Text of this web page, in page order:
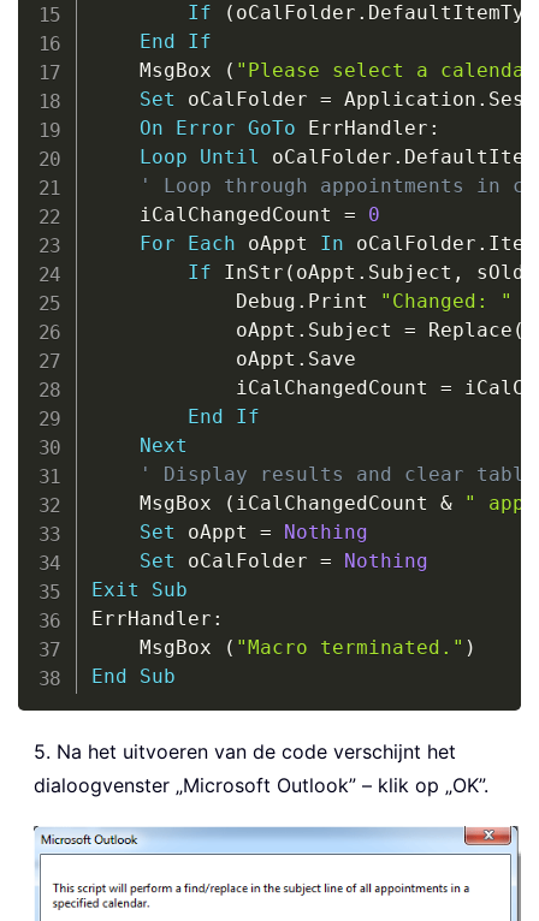
If
( oCalFolder .
End
If
    MsgBox
( "Please select a
Set oCalFolder = Application .
On
Error GoTo ErrHandler :
Loop
Until oCalFolder .
' Loop through appointments in
    iCalChangedCount
=
0
For
Each oAppt In oCalFolder .
If InStr ( oAppt . Subject ,
            Debug
. Print "Changed: "
            oAppt
. Subject = Replace (
            oAppt
. Save
            iCalChangedCount
=
End
If
Next
' Display results and clear table
    MsgBox
( iCalChangedCount &
"
Set oAppt =
Nothing
Set oCalFolder =
Nothing
Exit
Sub
ErrHandler :
    MsgBox
( "Macro terminated." )
End
Sub
5. Na het uitvoeren van de code verschijnt het
dialoogvenster „Microsoft Outlook” – klik op „OK”.